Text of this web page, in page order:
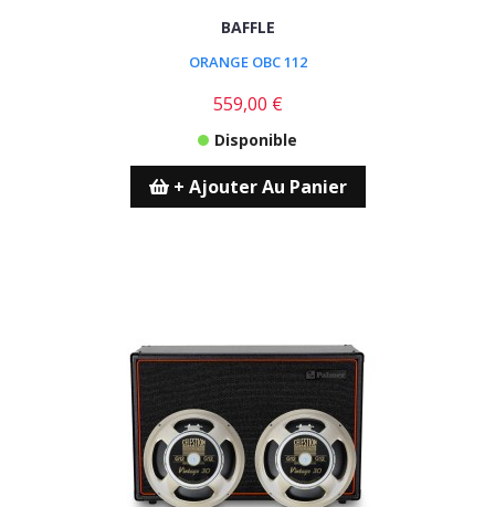
BAFFLE
ORANGE OBC 112
559,00 €
Disponible
+ Ajouter Au Panier